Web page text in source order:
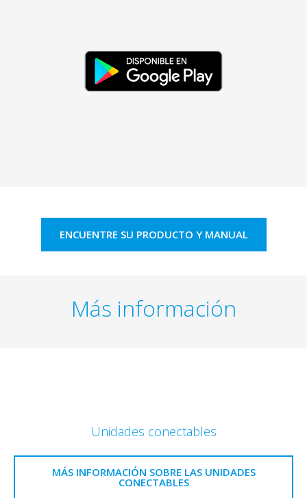
ENCUENTRE SU PRODUCTO Y MANUAL
Más información
Unidades conectables
MÁS INFORMACIÓN SOBRE LAS UNIDADES
CONECTABLES